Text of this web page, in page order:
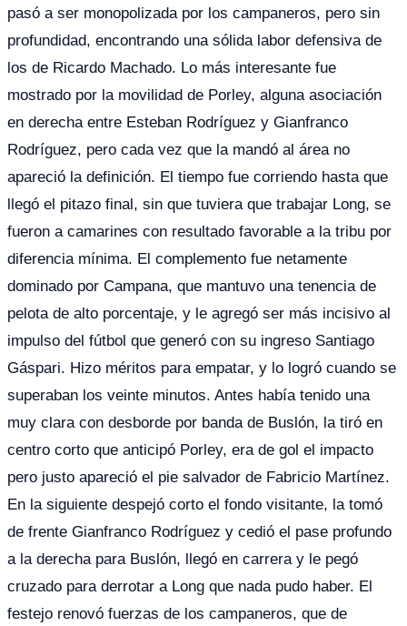
pasó a ser monopolizada por los campaneros, pero sin
profundidad, encontrando una sólida labor defensiva de
los de Ricardo Machado. Lo más interesante fue
mostrado por la movilidad de Porley, alguna asociación
en derecha entre Esteban Rodríguez y Gianfranco
Rodríguez, pero cada vez que la mandó al área no
apareció la definición. El tiempo fue corriendo hasta que
llegó el pitazo final, sin que tuviera que trabajar Long, se
fueron a camarines con resultado favorable a la tribu por
diferencia mínima. El complemento fue netamente
dominado por Campana, que mantuvo una tenencia de
pelota de alto porcentaje, y le agregó ser más incisivo al
impulso del fútbol que generó con su ingreso Santiago
Gáspari. Hizo méritos para empatar, y lo logró cuando se
superaban los veinte minutos. Antes había tenido una
muy clara con desborde por banda de Buslón, la tiró en
centro corto que anticipó Porley, era de gol el impacto
pero justo apareció el pie salvador de Fabricio Martínez.
En la siguiente despejó corto el fondo visitante, la tomó
de frente Gianfranco Rodríguez y cedió el pase profundo
a la derecha para Buslón, llegó en carrera y le pegó
cruzado para derrotar a Long que nada pudo haber. El
festejo renovó fuerzas de los campaneros, que de